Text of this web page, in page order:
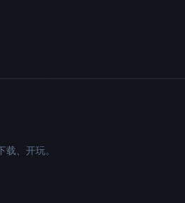
、开玩。